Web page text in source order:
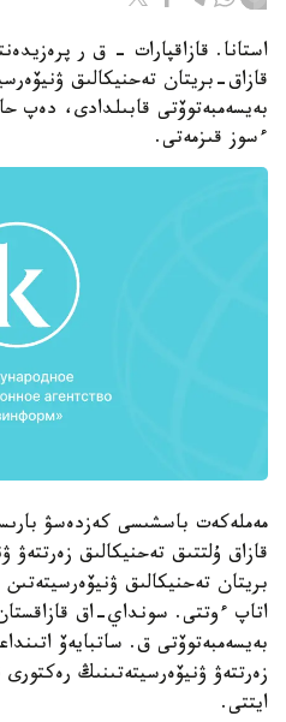
استانا. قازاقپارات - ق ر
قازاق-بريتان تەحنيكالىق
بەيسەمبەتوۆتى قابىلدادى، دەپ
ءسوز قىزمەتى.
مەملەكەت باسشىسى كەزدەسۋ
قازاق ۇلتتىق تەحنيكالىق
بريتان تەحنيكالىق
اتاپ ءوتتى. سونداي-اق
بەيسەمبەتوۆتى ق. ساتبايەۆ
زەرتتەۋ ۋنيۆەرسيتەتىنىڭ رەكتورى
ايتتى.